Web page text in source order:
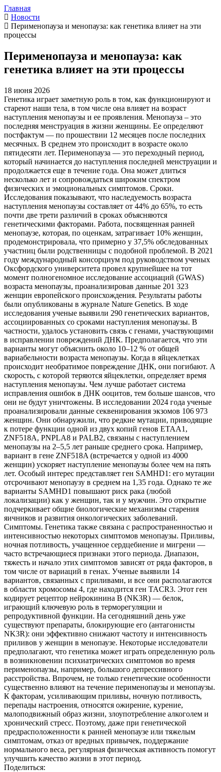
Главная
Новости
Перименопауза и менопауза: как генетика влияет на эти
процессы
Перименопауза и менопауза: как
генетика влияет на эти процессы
18 июня 2026
Генетика играет заметную роль в том, как функционируют и
стареют наши тела, в том числе она влияет на возраст
наступления менопаузы и ее проявления. Менопауза – это
последняя менструация в жизни женщины. Ее определяют
постфактум — по прошествии 12 месяцев после последних
месячных. В среднем это происходит в возрасте около
пятидесяти лет. Перименопауза — это переходный период,
который начинается до наступления последней менструации и
продолжается еще в течение года. Она может длиться
несколько лет и сопровождаться широким спектром
физических и эмоциональных симптомов. Сроки.
Исследования показывают, что наследуемость возраста
наступления менопаузы составляет от 44% до 65%, то есть
почти две трети различий в сроках объясняются
генетическими факторами. Работа, посвященная ранней
менопаузе, которая, по оценкам, затрагивает 10% женщин,
продемонстрировала, что примерно у 37,5% обследованных
участниц были родственницы с подобной проблемой. В 2021
году международный консорциум под руководством ученых
Оксфордского университета провел крупнейшее на тот
момент полногеномное исследование ассоциаций (GWAS)
возраста менопаузы, проанализировав данные 201 323
женщин европейского происхождения. Результаты работы
были опубликованы в журнале Nature Genetics. В ходе
исследования ученые выявили 290 генетических вариантов,
ассоциированных со сроками наступления менопаузы. В
частности, удалось установить связь с генами, участвующими
в исправлении повреждений ДНК. Предполагается, что эти
варианты могут объяснить около 10–12 % от общей
вариабельности возраста менопаузы. Когда в яйцеклетках
происходит необратимое повреждение ДНК, они погибают. А
скорость, с которой теряются яйцеклетки, определяет время
наступления менопаузы. Чем лучше работает система
исправления ошибок в ДНК ооцитов, тем больше шансов, что
они не будут уничтожены. В исследовании 2024 года ученые
проанализировали данные секвенирования экзомов 106 973
женщин. Они обнаружили, что редкие мутации, приводящие
к потере функции одной из двух копий генов ETAA1,
ZNF518A, PNPLA8 и PALB2, связаны с наступлением
менопаузы на 2–5,5 лет раньше среднего срока. Например,
вариант в гене ZNF518A (встречается у одной из 4000
женщин) ускоряет наступление менопаузы более чем на пять
лет. Особый интерес представляет ген SAMHD1: его мутации
отсрочивают менопаузу в среднем на 1,35 года. Однако те же
варианты SAMHD1 повышают риск рака (любой
локализации) как у женщин, так и у мужчин. Это открытие
подчеркивает общие биологические механизмы старения
яичников и развития онкологических заболеваний.
Симптомы. Генетика также связана с распространенностью и
интенсивностью некоторых симптомов менопаузы. Приливы,
ночная потливость, учащенное сердцебиение и мигрени —
часто встречающиеся признаки этого периода. Диапазон,
тяжесть и начало этих симптомов зависят от ряда факторов, в
том числе от вариаций в генах. Ученые выявили 14
вариантов, связанных с приливами, и все они располагаются
в области хромосомы 4, где находится ген TACR3. Этот ген
кодирует рецептор нейрокинина B (NK3R) — белок,
играющий ключевую роль в терморегуляции и
репродуктивной функции. На сегодняшний день уже
существуют препараты, блокирующие его (антагонисты
NK3R): они эффективно снижают частоту и интенсивность
приливов у женщин в менопаузе. Некоторые исследователи
предполагают, что генетика может играть определенную роль
в возникновении психиатрических симптомов во время
перименопаузы, например, большого депрессивного
расстройства. Впрочем, не только генетические особенности
существенно влияют на течение перименопаузы и менопаузы.
К факторам, усиливающим приливы, ночную потливость,
перепады настроения, относятся ожирение, курение,
малоподвижный образ жизни, злоупотребление алкоголем и
хронический стресс. Поэтому, даже при генетической
предрасположенности к ранней менопаузе или тяжелым
симптомам, отказ от вредных привычек, поддержание
нормального веса, регулярная физическая активность помогут
улучшить качество жизни в этот период.
Поделиться: